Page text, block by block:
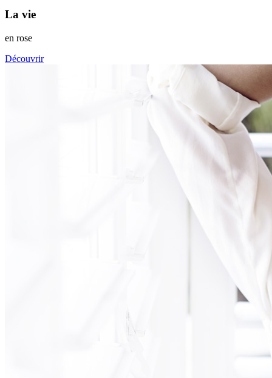
La vie
en rose
Découvrir